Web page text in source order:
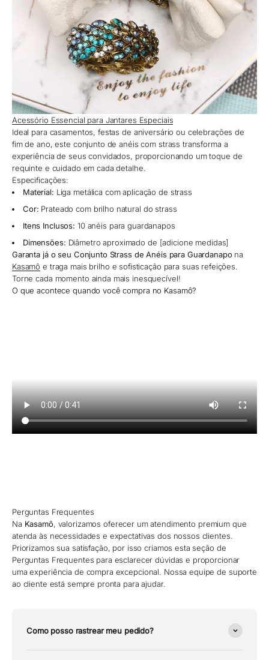
Acessório Essencial para Jantares Especiais
Ideal para casamentos, festas de aniversário ou celebrações de
fim de ano, este conjunto de anéis com strass transforma a
experiência de seus convidados, proporcionando um toque de
requinte e cuidado em cada detalhe.
Especificações:
Material: Liga metálica com aplicação de strass
Cor: Prateado com brilho natural do strass
Itens Inclusos: 10 anéis para guardanapos
Dimensões: Diâmetro aproximado de [adicione medidas]
Garanta já o seu Conjunto Strass de Anéis para Guardanapona
Kasamô e traga mais brilho e sofisticação para suas refeições.
Torne cada momento ainda mais inesquecível!
O que acontece quando você compra no Kasamô?
Perguntas Frequentes
Na Kasamô, valorizamos oferecer um atendimento premium que
atenda às necessidades e expectativas dos nossos clientes.
Priorizamos sua satisfação, por isso criamos esta seção de
Perguntas Frequentes para esclarecer dúvidas e proporcionar
uma experiência de compra excepcional. Nossa equipe de suporte
ao cliente está sempre pronta para ajudar.
Como posso rastrear meu pedido?